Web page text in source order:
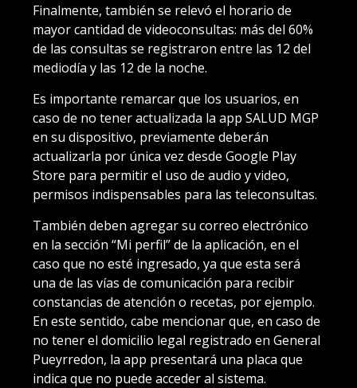
Finalmente, también se relevó el horario de
mayor cantidad de videoconsultas: más del 60%
de las consultas se registraron entre las 12 del
mediodía y las 12 de la noche.
Es importante remarcar que los usuarios, en
caso de no tener actualizada la app SALUD MGP
en su dispositivo, previamente deberán
actualizarla por única vez desde Google Play
Store para permitir el uso de audio y video,
permisos indispensables para las teleconsultas.
También deben agregar su correo electrónico
en la sección “Mi perfil” de la aplicación, en el
caso que no esté ingresado, ya que esta será
una de las vías de comunicación para recibir
constancias de atención o recetas, por ejemplo.
En este sentido, cabe mencionar que, en caso de
no tener el domicilio legal registrado en General
Pueyrredon, la app presentará una placa que
indica que no puede acceder al sistema.